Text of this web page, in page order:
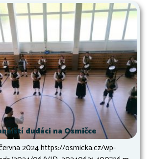
dudáci na Osmičce
2024 https://osmicka.cz/wp-